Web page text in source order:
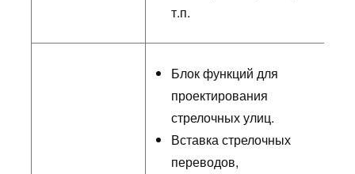
т.п.
Блок функций для
проектирования
стрелочных улиц.
Вставка стрелочных
переводов,